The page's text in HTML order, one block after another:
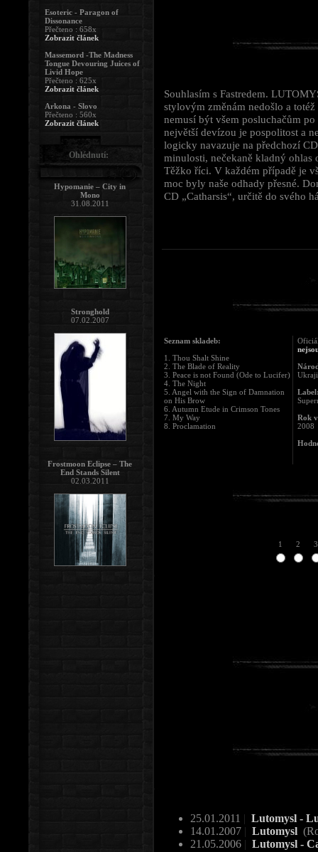
Souhlasím s Fastredem.
stylovým změnám nedošlo a
nemusí být všem posluchačům
největší devízou je pospolitost a
logicky navazuje na předchozí
minulosti, nečekaně kladný ohlas
Těžko říci. V každém případě je
moc byly naše odhady přesné.
CD „Catharsis“, určitě do svého
Seznam skladeb:
1. Thou Shalt Shine
2. The Blade of Reality
3. Peace is not Found (Ode to Lucifer)
4. The Night
5. Angel with the Sign of Damnation
on His Brow
6. Autumn Etude in Crimson Tones
7. My Way
8. Proclamation
Rok
2008
1 2 3
25.01.2011 | Lutomysl -
14.01.2007 | Lutomysl
21.05.2006 | Lutomysl -
Esoteric - Paragon of
Dissonance
Přečteno : 658x
Zobrazit článek
Massemord -The Madness
Tongue Devouring Juices of
Livid Hope
Přečteno : 625x
Zobrazit článek
Arkona - Slovo
Přečteno : 560x
Zobrazit článek
Ohlédnutí:
Hypomanie – City in
Mono
31.08.2011
Stronghold
07.02.2007
Frostmoon Eclipse – The
End Stands Silent
02.03.2011